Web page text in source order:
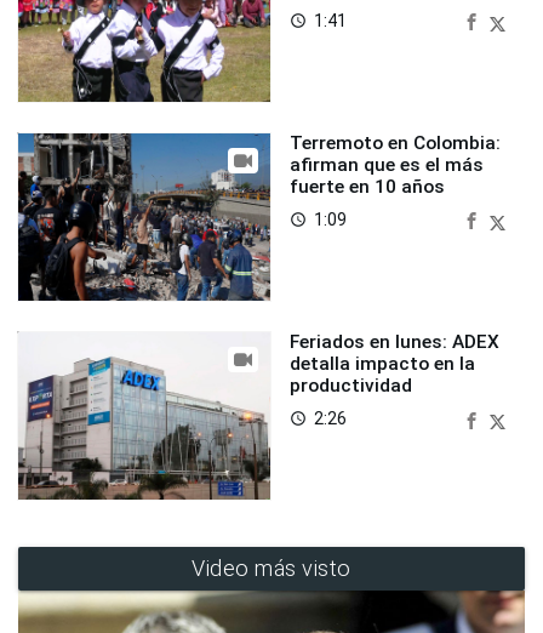
access_time 1:41
Terremoto en Colombia:
afirman que es el más
fuerte en 10 años
access_time 1:09
Feriados en lunes: ADEX
detalla impacto en la
productividad
access_time 2:26
Video más visto